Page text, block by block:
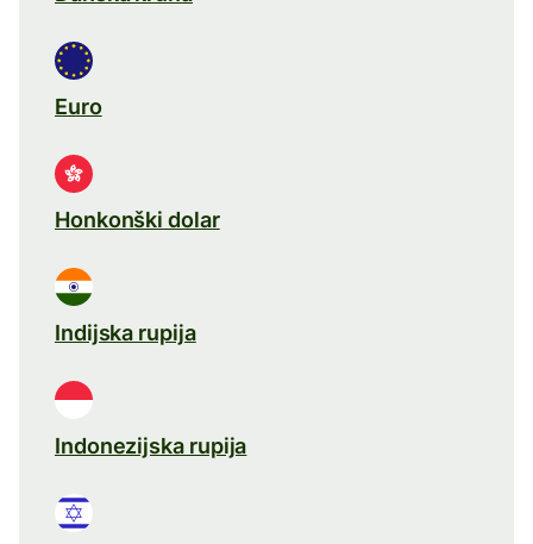
Euro
Honkonški dolar
Indijska rupija
Indonezijska rupija